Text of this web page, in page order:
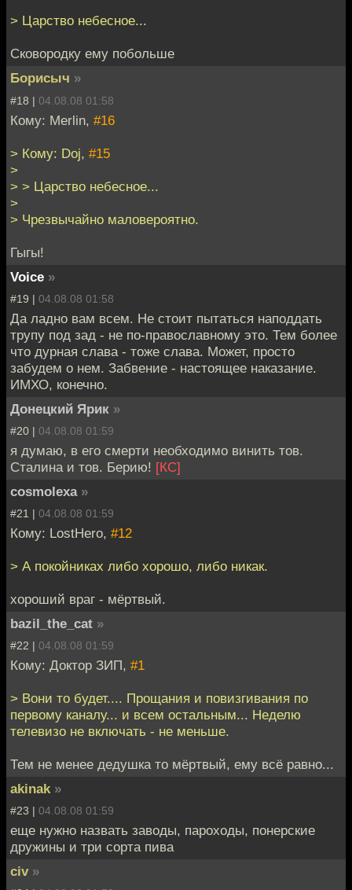
> Царство небесное...
Сковородку ему побольше
Борисыч »
#18 | 04.08.08 01:58
Кому: Merlin, #16
> Кому: Doj, #15
>
> > Царство небесное...
>
> Чрезвычайно маловероятно.
Гыгы!
Voice »
#19 | 04.08.08 01:58
Да ладно вам всем. Не стоит пытаться наподдать
трупу под зад - не по-православному это. Тем более
что дурная слава - тоже слава. Может, просто
забудем о нем. Забвение - настоящее наказание.
ИМХО, конечно.
Донецкий Ярик »
#20 | 04.08.08 01:59
я думаю, в его смерти необходимо винить тов.
Сталина и тов. Берию! [КС]
cosmolexa »
#21 | 04.08.08 01:59
Кому: LostHero, #12
> А покойниках либо хорошо, либо никак.
хороший враг - мёртвый.
bazil_the_cat »
#22 | 04.08.08 01:59
Кому: Доктор ЗИП, #1
> Вони то будет.... Прощания и повизгивания по
первому каналу... и всем остальным... Неделю
телевизо не включать - не меньше.
Тем не менее дедушка то мёртвый, ему всё равно...
akinak »
#23 | 04.08.08 01:59
еще нужно назвать заводы, пароходы, понерские
дружины и три сорта пива
civ »